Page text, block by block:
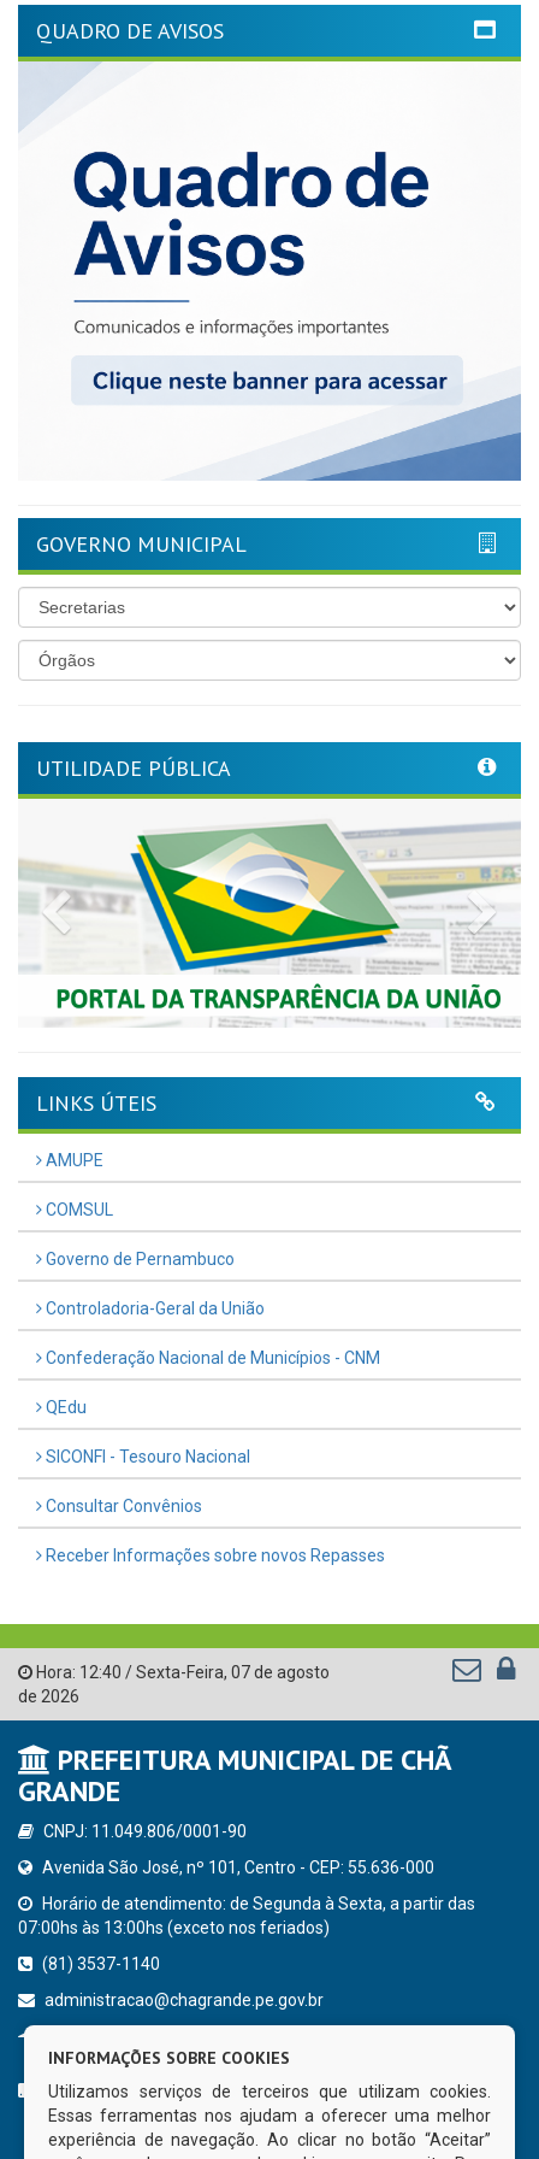
QUADRO DE AVISOS
GOVERNO MUNICIPAL
UTILIDADE PÚBLICA
Previous
LINKS ÚTEIS
AMUPE
COMSUL
Governo de Pernambuco
Controladoria-Geral da União
Confederação Nacional de Municípios - CNM
QEdu
SICONFI - Tesouro Nacional
Consultar Convênios
Receber Informações sobre novos Repasses
Hora: 12:40 /Sexta-Feira, 07 de agosto
de 2026
PREFEITURA MUNICIPAL DE CHÃ
GRANDE
CNPJ: 11.049.806/0001-90
Avenida São José, nº 101, Centro - CEP: 55.636-000
Horário de atendimento: de Segunda à Sexta, a partir das
07:00hs às 13:00hs (exceto nos feriados)
(81) 3537-1140
administracao@chagrande.pe.gov.br
CURTA NOSSA FAN PAGE
INFORMAÇÕES SOBRE COOKIES
Utilizamos serviços de terceiros que utilizam cookies.
Essas ferramentas nos ajudam a oferecer uma melhor
experiência de navegação. Ao clicar no botão “Aceitar”